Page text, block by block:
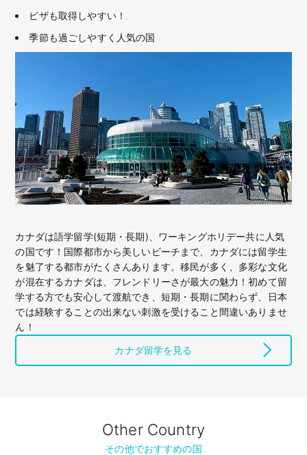
ビザも取得しやすい！
季節も過ごしやすく人気の国
カナダは語学留学(短期・長期)、ワーキングホリデー共に人気
の国です！国際都市から美しいビーチまで、カナダには留学生
を魅了する都市がたくさんあります。移民が多く、多彩な文化
が混在するカナダは、フレンドリーさが最大の魅力！初めて留
学する方でも安心して渡航でき、短期・長期に関わらず、日本
では経験することの出来ない刺激を受けること間違いありませ
ん！
カナダ留学を見る
Other Country
その他でおすすめの国